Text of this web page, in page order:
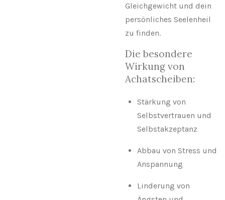
Gleichgewicht und dein
persönliches Seelenheil
zu finden.
Die besondere
Wirkung von
Achatscheiben:
Stärkung von
Selbstvertrauen und
Selbstakzeptanz
Abbau von Stress und
Anspannung
Linderung von